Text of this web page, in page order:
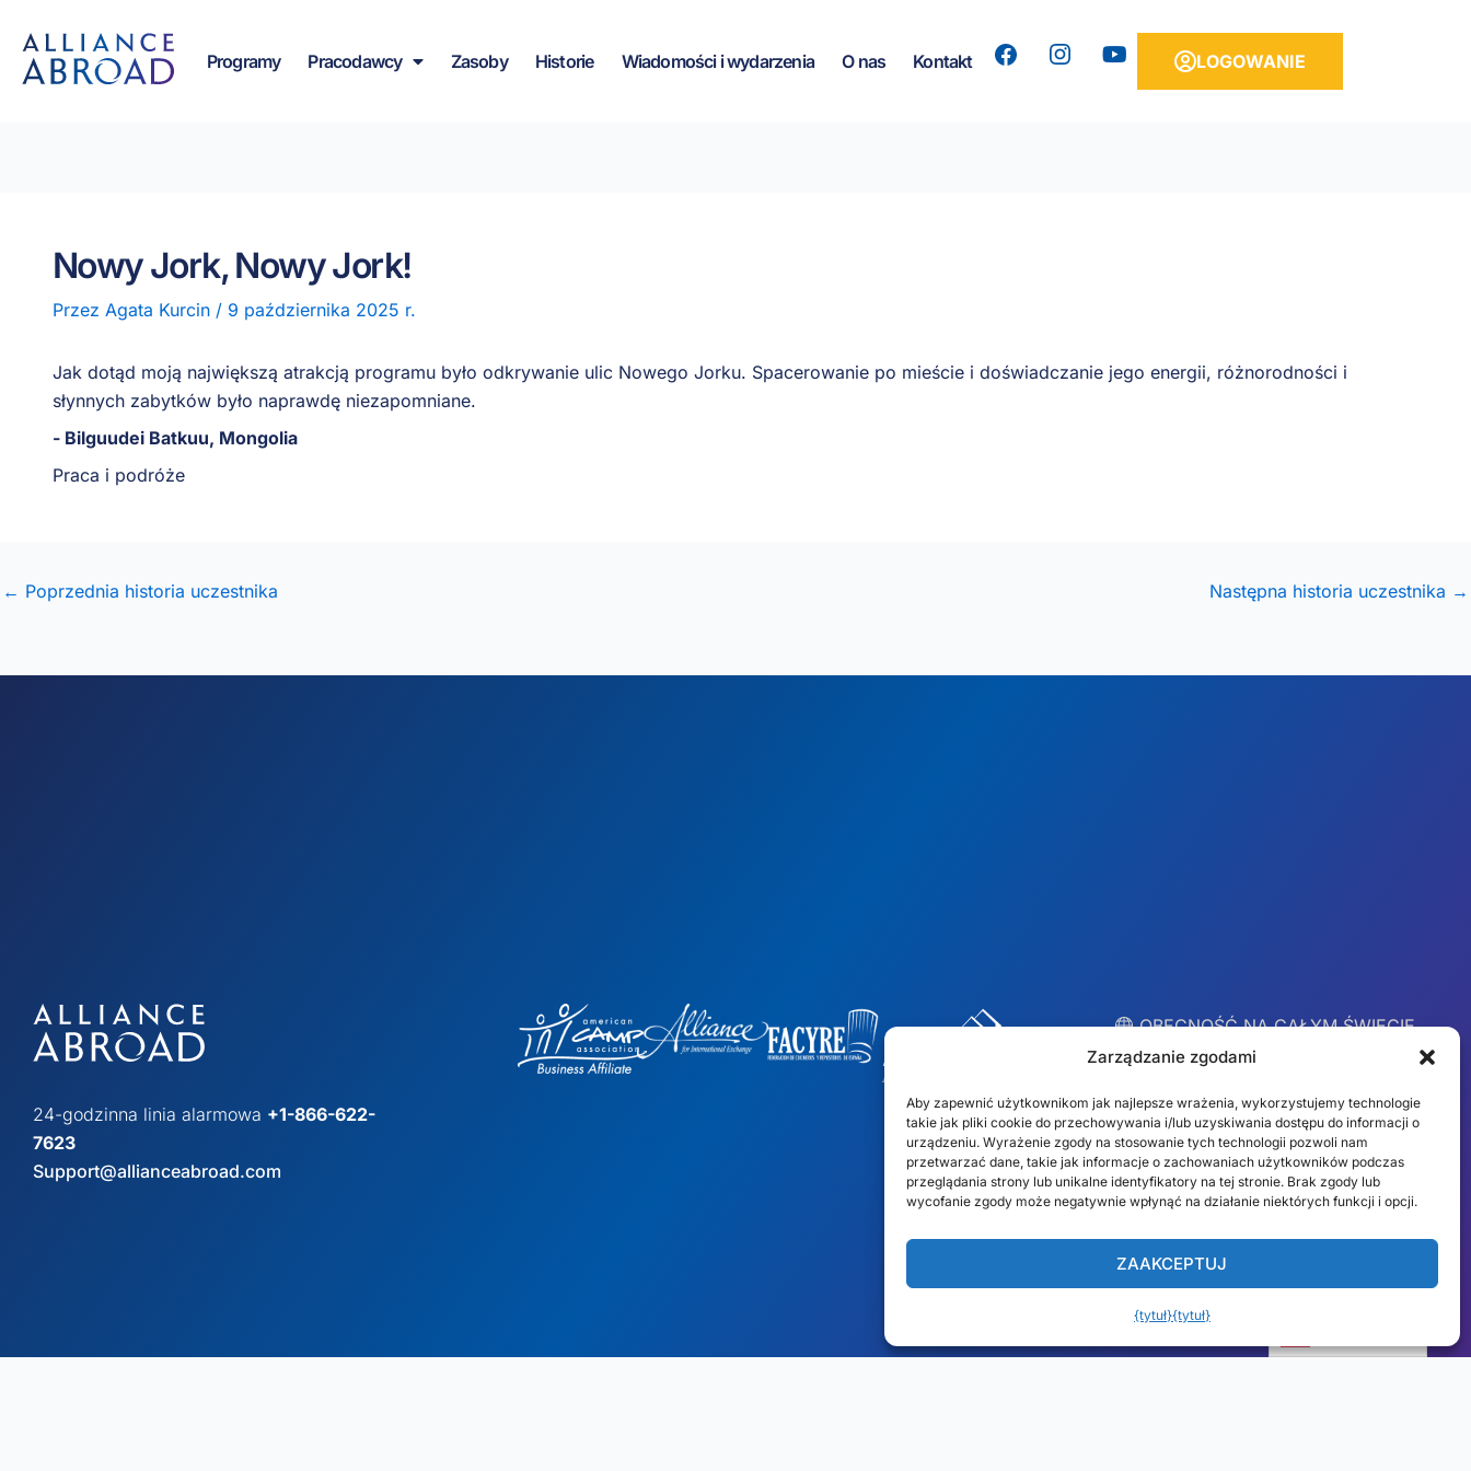
Zarządzanie zgodami
Aby zapewnić użytkownikom jak najlepsze wrażenia, wykorzystujemy technologie
takie jak pliki cookie do przechowywania i/lub uzyskiwania dostępu do informacji o
urządzeniu. Wyrażenie zgody na stosowanie tych technologii pozwoli nam
przetwarzać dane, takie jak informacje o zachowaniach użytkowników podczas
przeglądania strony lub unikalne identyfikatory na tej stronie. Brak zgody lub
wycofanie zgody może negatywnie wpłynąć na działanie niektórych funkcji i opcji.
ZAAKCEPTUJ
{tytuł}{tytuł}
treści
treści
Programy Pracodawcy Zasoby Historie Wiadomości i wydarzenia O nas Kontakt
Y
o
LOGOWANIE
Nowy Jork, Nowy Jork!
Przez Agata Kurcin / 9 października 2025 r.
Jak dotąd moją największą atrakcją programu było odkrywanie ulic Nowego Jorku. Spacerowanie po mieście i doświadczanie jego energii, różnorodności i
słynnych zabytków było naprawdę niezapomniane.
- Bilguudei Batkuu, Mongolia
Praca i podróże
← Poprzednia historia uczestnika Następna historia uczestnika →
24-godzinna linia alarmowa +1-866-622-
7623
Support@allianceabroad.com
︎ OBECNOŚĆ NA CAŁYM ŚWIECIE
Lokalne zespoły w 10
krajach
USA
Dubaj
Meksyk
España
Irlandia
Polska
Australia
S. Afryka